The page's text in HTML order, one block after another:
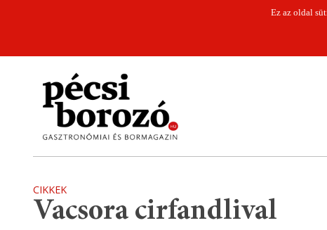
Ez az oldal
CIKKEK
Vacsora cirfandlival